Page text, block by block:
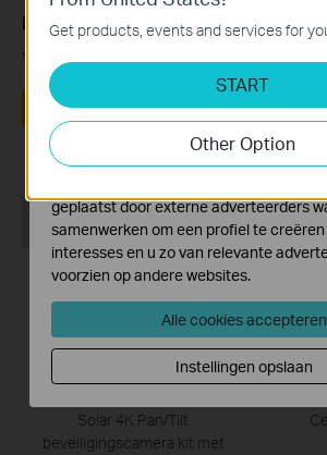
Is this faq useful?
Your feedback helps improve this site.
Yes No
Recommend Products
Tapo C660 KIT
Solar 4K Pan/Tilt
beveiligingscamera kit met
POPULAIR
Get products, events and services for
START
Other Option
website en kunnen niet worden
Analyse en Marketing Cookies
Cookies voor analyse geven ons de
activiteiten op onze website te volgen
functionaliteit van de website aan te
verbeteren.
geplaatst door externe adverteerders
samenwerken om een profiel te
interesses en u zo van relevante
voorzien op andere websites.
Alle cookies accepteren
Instellingen opslaan